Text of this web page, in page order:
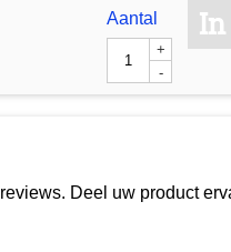
Aantal
+
-
Deel uw product